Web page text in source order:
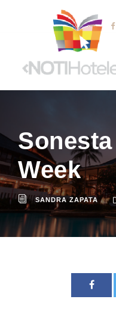
Week
SANDRA ZAPATA